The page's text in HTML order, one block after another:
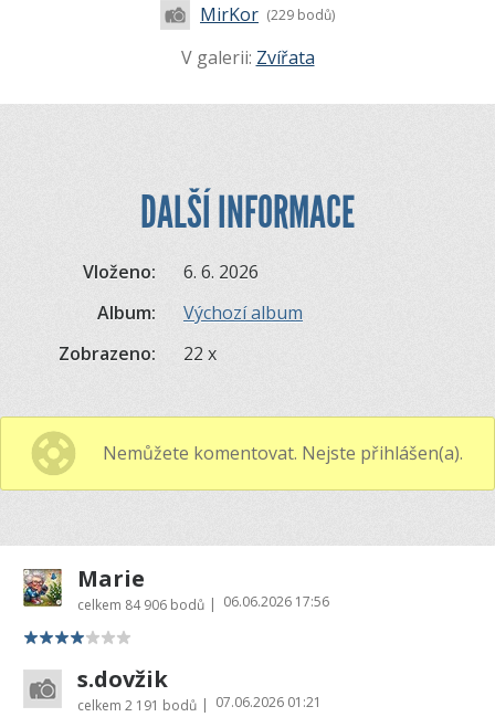
MirKor (229 bodů)
V galerii: Zvířata
DALŠÍ INFORMACE
Vloženo:
6. 6. 2026
Album:
Výchozí album
Zobrazeno:
22 x
Nemůžete komentovat. Nejste přihlášen(a).
Marie
celkem 84 906 bodů | 06.06.2026 17:56
s.dovžik
celkem 2 191 bodů | 07.06.2026 01:21